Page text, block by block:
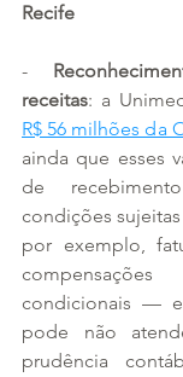
Recife
-
receitas: a
R$ 56 milhões da
ainda que esses
de
condições
por exemplo,
condicionais —
pode não
prudência